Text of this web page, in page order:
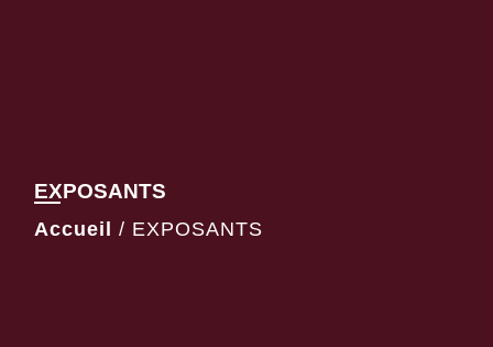
EXPOSANTS
Accueil / EXPOSANTS